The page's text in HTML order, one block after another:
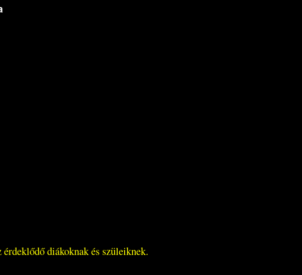
diákoknak és szüleiknek.